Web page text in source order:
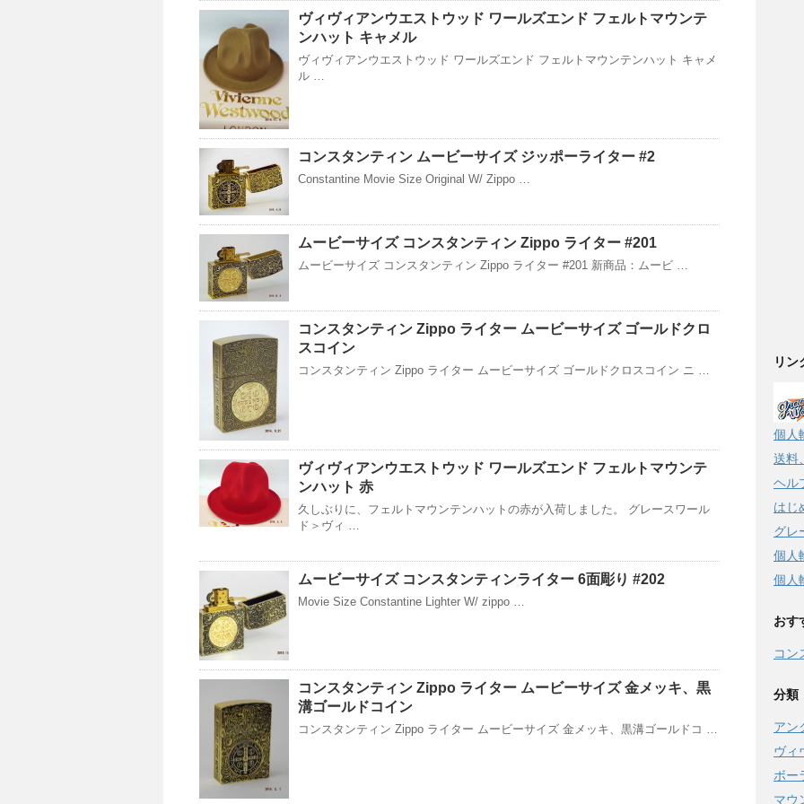
ヴィヴィアンウエストウッド ワールズエンド フェルトマウンテ
ンハット キャメル
ヴィヴィアンウエストウッド ワールズエンド フェルトマウンテンハット キャメ
ル …
コンスタンティン ムービーサイズ ジッポーライター #2
Constantine Movie Size Original W/ Zippo …
ムービーサイズ コンスタンティン Zippo ライター #201
ムービーサイズ コンスタンティン Zippo ライター #201 新商品：ムービ …
コンスタンティン Zippo ライター ムービーサイズ ゴールドクロ
スコイン
コンスタンティン Zippo ライター ムービーサイズ ゴールドクロスコイン ニ …
ヴィヴィアンウエストウッド ワールズエンド フェルトマウンテ
ンハット 赤
久しぶりに、フェルトマウンテンハットの赤が入荷しました。 グレースワール
ド＞ヴィ …
ムービーサイズ コンスタンティンライター 6面彫り #202
Movie Size Constantine Lighter W/ zippo …
コンスタンティン Zippo ライター ムービーサイズ 金メッキ、黒
溝ゴールドコイン
コンスタンティン Zippo ライター ムービーサイズ 金メッキ、黒溝ゴールドコ …
リン
個人
送料
ヘル
はじ
グレ
個人
個人
おす
コン
分類
アン
ヴィ
ボー
マウ